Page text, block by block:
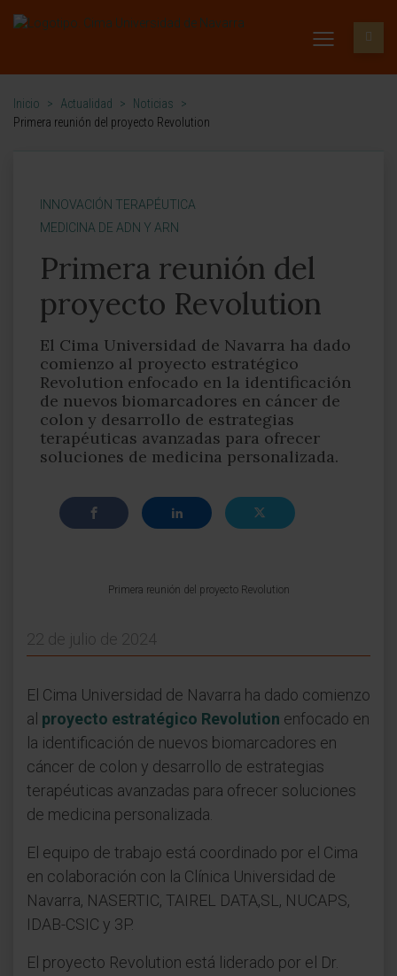
Inicio > Actualidad > Noticias
>
Primera reunión del proyecto Revolution
INNOVACIÓN TERAPÉUTICA
MEDICINA DE ADN Y ARN
Primera reunión del
proyecto Revolution
El Cima Universidad de Navarra ha dado
comienzo al proyecto estratégico
Revolution enfocado en la identificación
de nuevos biomarcadores en cáncer de
colon y desarrollo de estrategias
terapéuticas avanzadas para ofrecer
soluciones de medicina personalizada.
Primera reunión del proyecto Revolution
22 de julio de 2024
El Cima Universidad de Navarra ha dado comienzo
al proyecto estratégico Revolution enfocado en
la identificación de nuevos biomarcadores en
cáncer de colon y desarrollo de estrategias
terapéuticas avanzadas para ofrecer soluciones
de medicina personalizada.
El equipo de trabajo está coordinado por el Cima
en colaboración con la Clínica Universidad de
Navarra, NASERTIC, TAIREL DATA,SL, NUCAPS,
IDAB-CSIC y 3P.
El proyecto Revolution está liderado por el Dr.